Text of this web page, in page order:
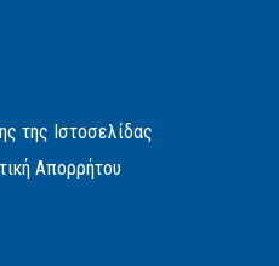
της Ιστοσελίδας
Απορρήτου